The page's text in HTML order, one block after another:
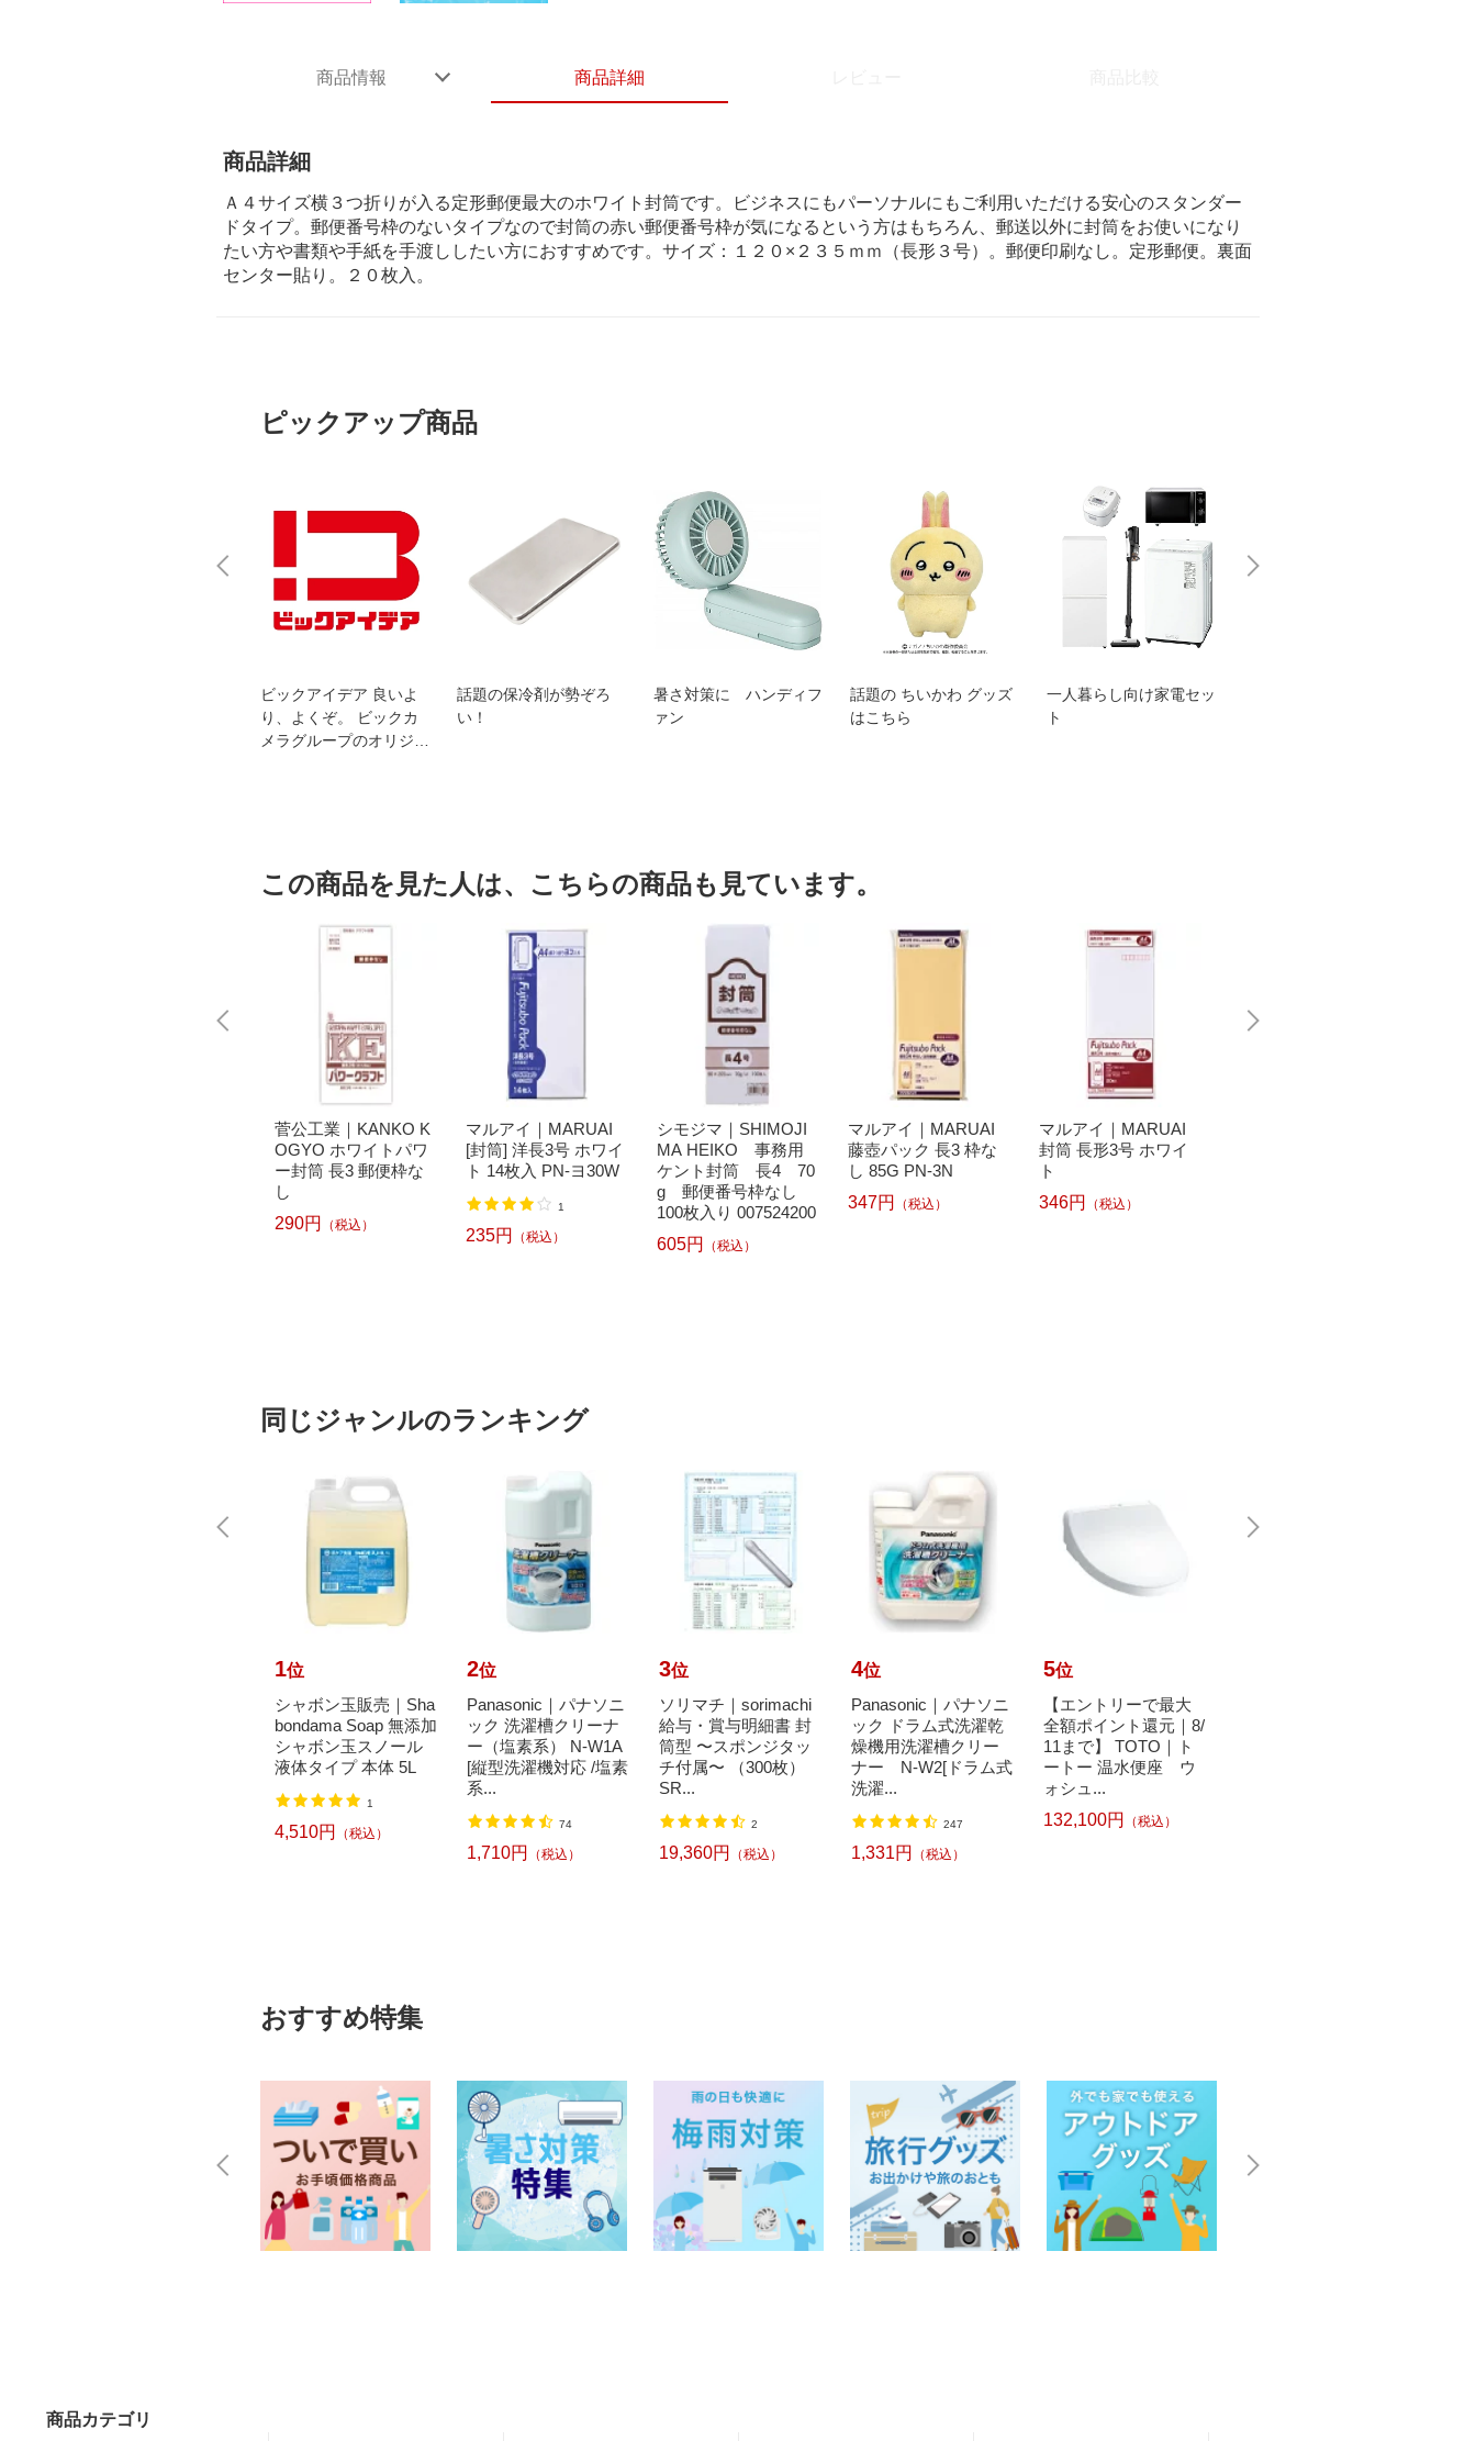
商品情報 商品詳細
商品詳細
Ａ４サイズ横３つ折りが入る定形郵便最大のホワイト封筒です。ビジネスにもパーソナルにもご利用いただける安心のスタンダー
ドタイプ。郵便番号枠のないタイプなので封筒の赤い郵便番号枠が気になるという方はもちろん、郵送以外に封筒をお使いになり
たい方や書類や手紙を手渡ししたい方におすすめです。サイズ：１２０×２３５ｍｍ（長形３号）。郵便印刷なし。定形郵便。裏面
センター貼り。２０枚入。
ピックアップ商品
ビックアイデア 良いよ
り、よくぞ。 ビックカ
メラグループのオリジナ
話題の保冷剤が勢ぞろ
い！
暑さ対策に ハンディフ
ァン
話題の ちいかわ グッズ
はこちら
一人暮らし向け家電セッ
ト
この商品を見た人は、こちらの商品も見ています。
菅公工業｜KANKO K
OGYO ホワイトパワ
ー封筒 長3 郵便枠な
し
290円
（税込）
マルアイ｜MARUAI
[封筒] 洋長3号 ホワイ
ト 14枚入 PN-ヨ30W
1
235円 （税込）
シモジマ｜SHIMOJI
MA HEIKO 事務用
ケント封筒 長4 70
g 郵便番号枠なし
100枚入り 007524200
605円
（税込）
マルアイ｜MARUAI
藤壺パック 長3 枠な
し 85G PN-3N
347円
（税込）
マルアイ｜MARUAI
封筒 長形3号 ホワイ
ト
346円
（税込）
同じジャンルのランキング
1位
シャボン玉販売｜Sha
bondama Soap 無添加
シャボン玉スノール
液体タイプ 本体 5L
1
4,510円 （税込）
2位
Panasonic｜パナソニ
ック 洗濯槽クリーナ
ー（塩素系） N-W1A
[縦型洗濯機対応 /塩素
系...
74
1,710円 （税込）
3位
ソリマチ｜sorimachi
給与・賞与明細書 封
筒型 〜スポンジタッ
チ付属〜 （300枚）
SR...
2
19,360円 （税込）
4位
Panasonic｜パナソニ
ック ドラム式洗濯乾
燥機用洗濯槽クリー
ナー N-W2[ドラム式
洗濯...
247
1,331円 （税込）
5位
【エントリーで最大
全額ポイント還元｜8/
11まで】 TOTO｜ト
ートー 温水便座 ウ
ォシュ...
132,100円
（税込）
おすすめ特集
商品カテゴリ